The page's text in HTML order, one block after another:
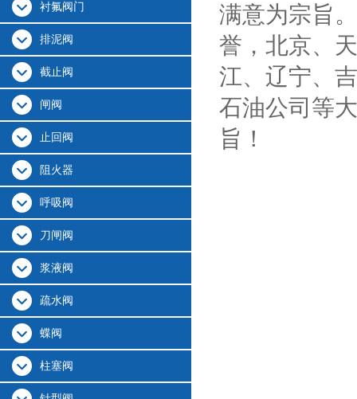
衬氟阀门
排泥阀
截止阀
闸阀
止回阀
阻火器
呼吸阀
刀闸阀
浆液阀
疏水阀
蝶阀
柱塞阀
满意为宗旨
誉，北京、
江、辽宁、
石油公司等
旨！